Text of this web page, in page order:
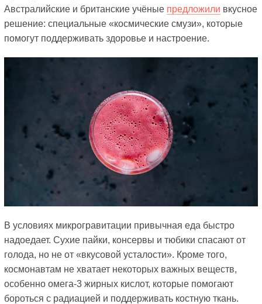
Австралийские и британские учёные предложили вкусное
решение: специальные «космические смузи», которые
помогут поддерживать здоровье и настроение.
В условиях микрогравитации привычная еда быстро
надоедает. Сухие пайки, консервы и тюбики спасают от
голода, но не от «вкусовой усталости». Кроме того,
космонавтам не хватает некоторых важных веществ,
особенно омега-3 жирных кислот, которые помогают
бороться с радиацией и поддерживать костную ткань.